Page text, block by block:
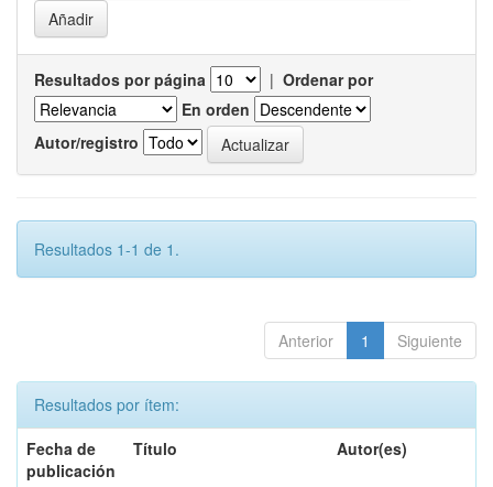
Resultados por página | Ordenar por
En orden
Autor/registro
Resultados 1-1 de 1.
Anterior 1 Siguiente
Resultados por ítem:
Fecha de
publicación
Título Autor(es)